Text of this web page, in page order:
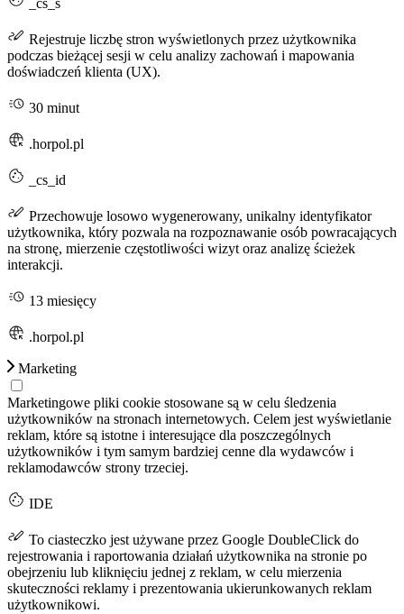
_cs_s
Rejestruje liczbę stron wyświetlonych przez użytkownika
podczas bieżącej sesji w celu analizy zachowań i mapowania
doświadczeń klienta (UX).
30 minut
.horpol.pl
_cs_id
Przechowuje losowo wygenerowany, unikalny identyfikator
użytkownika, który pozwala na rozpoznawanie osób powracających
na stronę, mierzenie częstotliwości wizyt oraz analizę ścieżek
interakcji.
13 miesięcy
.horpol.pl
Marketing
Marketingowe pliki cookie stosowane są w celu śledzenia
użytkowników na stronach internetowych. Celem jest wyświetlanie
reklam, które są istotne i interesujące dla poszczególnych
użytkowników i tym samym bardziej cenne dla wydawców i
reklamodawców strony trzeciej.
IDE
To ciasteczko jest używane przez Google DoubleClick do
rejestrowania i raportowania działań użytkownika na stronie po
obejrzeniu lub kliknięciu jednej z reklam, w celu mierzenia
skuteczności reklamy i prezentowania ukierunkowanych reklam
użytkownikowi.